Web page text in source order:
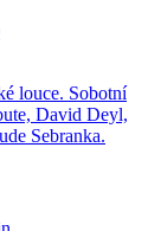
louce. Sobotní
David Deyl,
Sebranka.